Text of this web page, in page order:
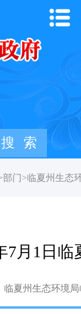
部门>临夏州生态
7月1日
临夏州生态环境